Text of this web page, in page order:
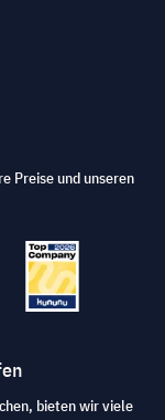
Preise und unseren
bieten wir viele